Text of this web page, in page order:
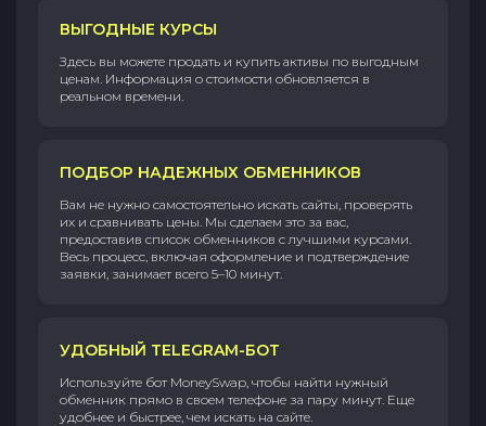
ВЫГОДНЫЕ КУРСЫ
Здесь вы можете продать и купить активы по выгодным
ценам. Информация о стоимости обновляется в
реальном времени.
ПОДБОР НАДЕЖНЫХ ОБМЕННИКОВ
Вам не нужно самостоятельно искать сайты, проверять
их и сравнивать цены. Мы сделаем это за вас,
предоставив список обменников с лучшими курсами.
Весь процесс, включая оформление и подтверждение
заявки, занимает всего 5–10 минут.
УДОБНЫЙ TELEGRAM-БОТ
Используйте бот MoneySwap, чтобы найти нужный
обменник прямо в своем телефоне за пару минут. Еще
удобнее и быстрее, чем искать на сайте.